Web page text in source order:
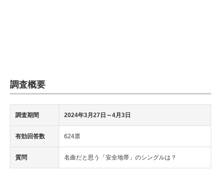
調査概要
調査期間 2024年3月27日～4月3日
有効回答数 624票
質問 名曲だと思う「安全地帯」のシングルは？